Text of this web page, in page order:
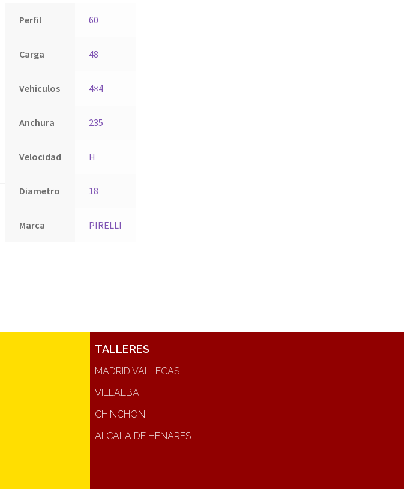
Perfil 60
Carga 48
Vehiculos 4×4
Anchura 235
Velocidad H
Diametro 18
Marca PIRELLI
TALLERES
MADRID VALLECAS
VILLALBA
CHINCHON
ALCALA DE HENARES